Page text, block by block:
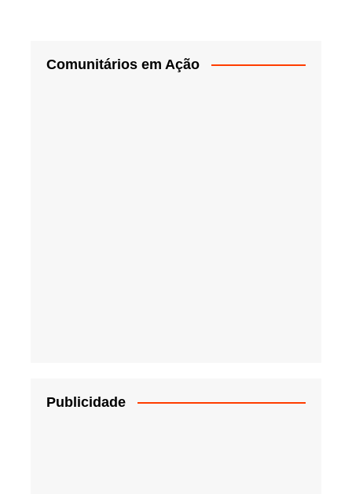
Comunitários em Ação
Publicidade